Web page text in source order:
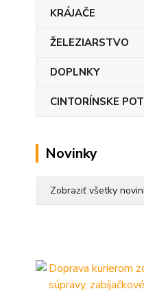
KRÁJAČE
ŽELEZIARSTVO
DOPLNKY
CINTORÍNSKE
Novinky
Zobraziť všetky